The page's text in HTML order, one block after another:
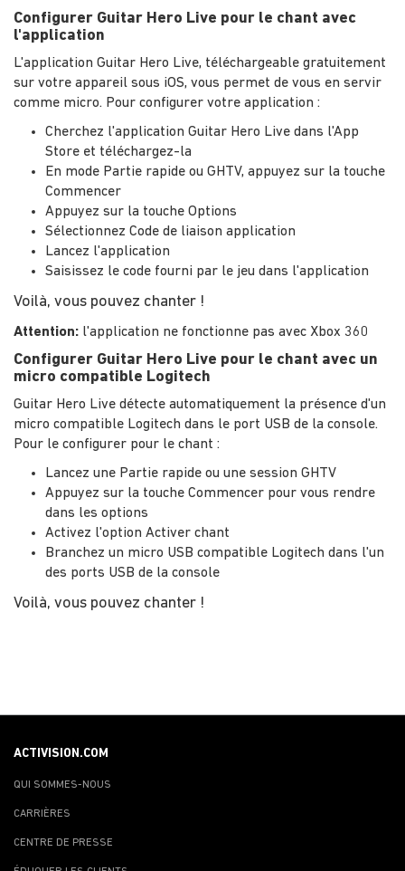
Configurer Guitar Hero Live pour le chant avec
l'application
L'application Guitar Hero Live, téléchargeable gratuitement
sur votre appareil sous iOS, vous permet de vous en servir
comme micro. Pour configurer votre application :
Cherchez l'application Guitar Hero Live dans l'App
Store et téléchargez-la
En mode Partie rapide ou GHTV, appuyez sur la touche
Commencer
Appuyez sur la touche Options
Sélectionnez Code de liaison application
Lancez l'application
Saisissez le code fourni par le jeu dans l'application
Voilà, vous pouvez chanter !
Attention: l'application ne fonctionne pas avec Xbox 360
Configurer Guitar Hero Live pour le chant avec un
micro compatible Logitech
Guitar Hero Live détecte automatiquement la présence d'un
micro compatible Logitech dans le port USB de la console.
Pour le configurer pour le chant :
Lancez une Partie rapide ou une session GHTV
Appuyez sur la touche Commencer pour vous rendre
dans les options
Activez l'option Activer chant
Branchez un micro USB compatible Logitech dans l'un
des ports USB de la console
Voilà, vous pouvez chanter !
ACTIVISION.COM
QUI SOMMES-NOUS
CARRIÈRES
CENTRE DE PRESSE